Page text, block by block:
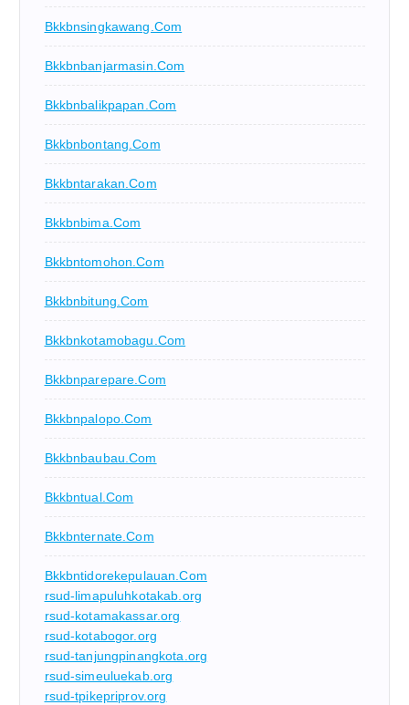
Bkkbnsingkawang.com
Bkkbnbanjarmasin.com
Bkkbnbalikpapan.com
Bkkbnbontang.com
Bkkbntarakan.com
Bkkbnbima.com
Bkkbntomohon.com
Bkkbnbitung.com
Bkkbnkotamobagu.com
Bkkbnparepare.com
Bkkbnpalopo.com
Bkkbnbaubau.com
Bkkbntual.com
Bkkbnternate.com
Bkkbntidorekepulauan.com
rsud-limapuluhkotakab.org
rsud-kotamakassar.org
rsud-kotabogor.org
rsud-tanjungpinangkota.org
rsud-simeuluekab.org
rsud-tpikepriprov.org